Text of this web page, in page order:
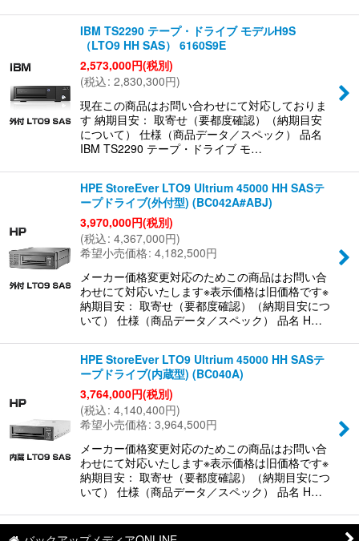
IBM TS2290 テープ・ドライブ モデルH9S
（LTO9 HH SAS） 6160S9E
2,573,000円(税別)
(税込: 2,830,300円)
現在この商品はお問い合わせにて対応しておりま
す 納期目安： 取寄せ（要都度確認）（納期目安
について） 仕様（商品データ／スペック） 品名
IBM TS2290 テープ・ドライブ モ…
HPE StoreEver LTO9 Ultrium 45000 HH SASテ
ープドライブ(外付型) (BC042A#ABJ)
3,970,000円(税別)
(税込: 4,367,000円)
希望小売価格: 4,182,500円
メーカー価格変更対応のためこの商品はお問い合
わせにて対応いたします※表示価格は旧価格です※
納期目安： 取寄せ（要都度確認）（納期目安につ
いて） 仕様（商品データ／スペック） 品名 H…
HPE StoreEver LTO9 Ultrium 45000 HH SASテ
ープドライブ(内蔵型) (BC040A)
3,764,000円(税別)
(税込: 4,140,400円)
希望小売価格: 3,964,500円
メーカー価格変更対応のためこの商品はお問い合
わせにて対応いたします※表示価格は旧価格です※
納期目安： 取寄せ（要都度確認）（納期目安につ
いて） 仕様（商品データ／スペック） 品名 H…